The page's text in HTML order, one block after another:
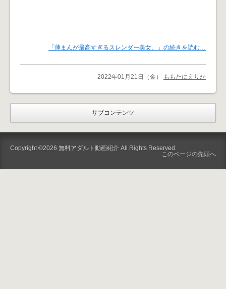
「薄まんが最高すぎるスレンダー美女、」の続きを読む…
2022年01月21日（金） ももたにえりか
サブコンテンツ
Copyright ©2026 無料アダルト動画紹介 All Rights Reserved.
このページの先頭へ